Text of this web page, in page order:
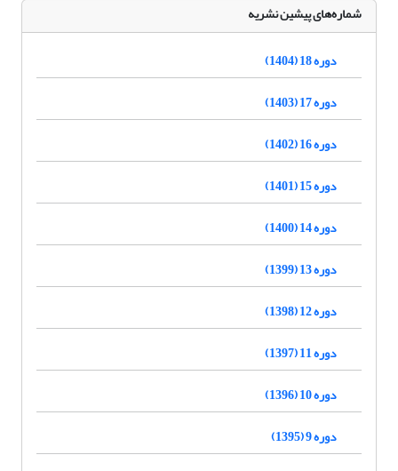
شماره‌های پیشین نشریه
دوره 18 (1404)
دوره 17 (1403)
دوره 16 (1402)
دوره 15 (1401)
دوره 14 (1400)
دوره 13 (1399)
دوره 12 (1398)
دوره 11 (1397)
دوره 10 (1396)
دوره 9 (1395)